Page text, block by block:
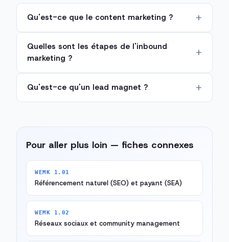
Qu'est-ce que le content marketing ?
Quelles sont les étapes de l'inbound
marketing ?
Qu'est-ce qu'un lead magnet ?
Pour aller plus loin — fiches connexes
WEMK 1.01
Référencement naturel (SEO) et payant (SEA)
WEMK 1.02
Réseaux sociaux et community management